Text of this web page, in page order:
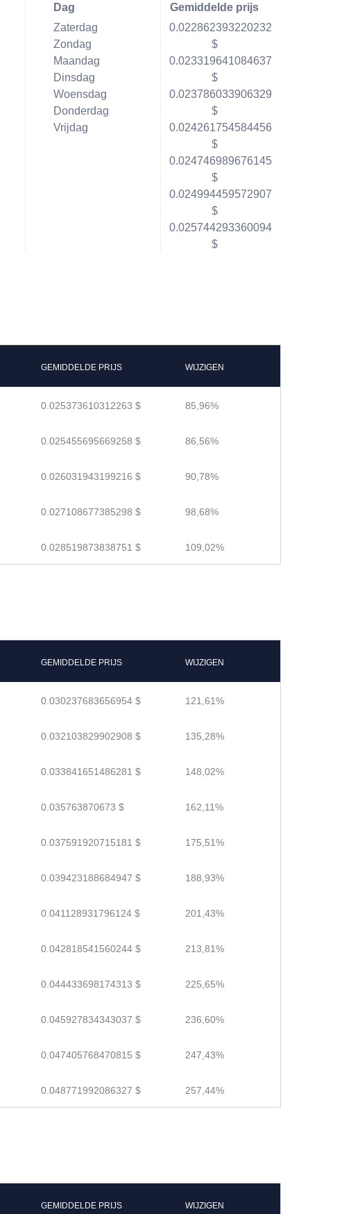
Dag
Zaterdag
Zondag
Maandag
Dinsdag
Woensdag
Donderdag
Vrijdag
Gemiddelde prijs
0.022862393220232
$
0.023319641084637
$
0.023786033906329
$
0.024261754584456
$
0.024746989676145
$
0.024994459572907
$
0.025744293360094
$
GEMIDDELDE PRIJS WIJZIGEN
0.025373610312263 $ 85,96%
0.025455695669258 $ 86,56%
0.026031943199216 $ 90,78%
0.027108677385298 $ 98,68%
0.028519873838751 $ 109,02%
GEMIDDELDE PRIJS WIJZIGEN
0.030237683656954 $ 121,61%
0.032103829902908 $ 135,28%
0.033841651486281 $ 148,02%
0.035763870673 $ 162,11%
0.037591920715181 $ 175,51%
0.039423188684947 $ 188,93%
0.041128931796124 $ 201,43%
0.042818541560244 $ 213,81%
0.044433698174313 $ 225,65%
0.045927834343037 $ 236,60%
0.047405768470815 $ 247,43%
0.048771992086327 $ 257,44%
GEMIDDELDE PRIJS WIJZIGEN